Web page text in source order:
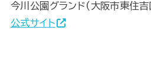
今川公園グランド(大阪市東住
公式サイト